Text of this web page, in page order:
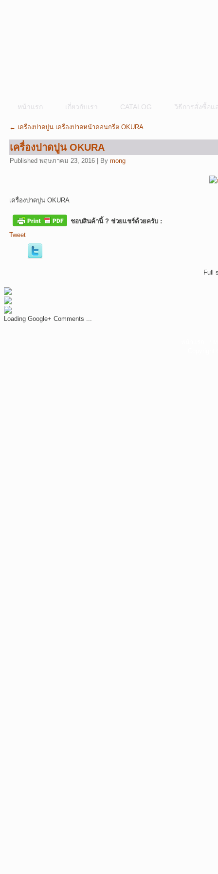
หน้าแรก เกี่ยวกับเรา CATALOG วิธีการสั่งซื้อแ
← เครื่องปาดปูน เครื่องปาดหน้าคอนกรีต OKURA
เครื่องปาดปูน OKURA
Published พฤษภาคม 23, 2016 By mong
เครื่องปาดปูน OKURA
ชอบสินค้านี้ ? ช่วยแชร์ด้วยครับ :
Tweet
Full
Loading Google+ Comments ...